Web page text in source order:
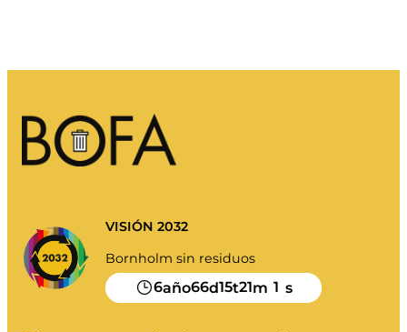
VISIÓN 2032
Bornholm sin residuos
6año66d15t21m 1 s